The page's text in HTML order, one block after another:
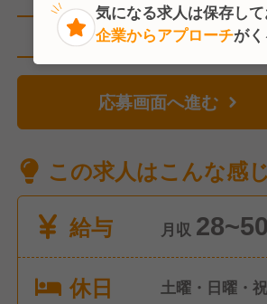
直近4人がこの求人を
応募画面へ進む
この求人はこんな感じ
給与
月収 28~50
休日 土曜・日曜・
気になる求人は保存して
企業からアプローチが